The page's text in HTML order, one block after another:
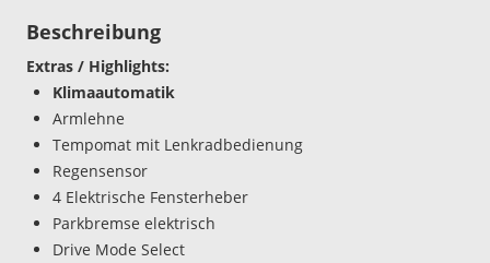
Beschreibung
Extras / Highlights:
Klimaautomatik
Armlehne
Tempomat mit Lenkradbedienung
Regensensor
4 Elektrische Fensterheber
Parkbremse elektrisch
Drive Mode Select